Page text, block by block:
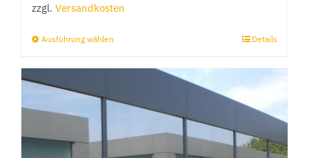
zzgl. Versandkosten
Ausführung wählen
mehrere
Details